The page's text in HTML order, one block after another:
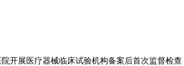
开展医疗器械临床试验机构备案后首次监督检